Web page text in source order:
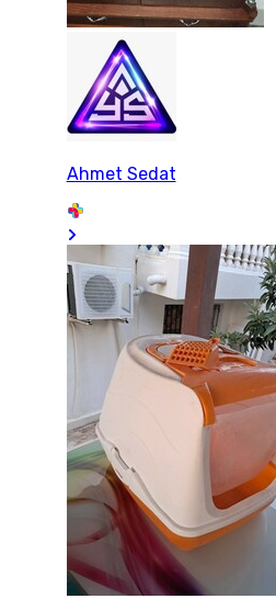
Ahmet Sedat